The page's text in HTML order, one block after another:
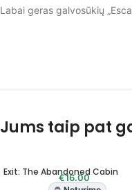
Labai geras galvosūkių
Jums taip pat
Exit: The Abandoned Cabin
€16.00